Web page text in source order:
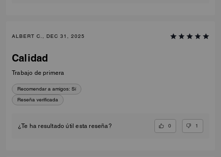
ALBERT C., DEC 31, 2025
Calidad
Trabajo de primera
Recomendar a amigos: Sí
Reseña verificada
¿Te ha resultado útil esta reseña? 0 1